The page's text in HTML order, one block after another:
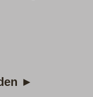
►